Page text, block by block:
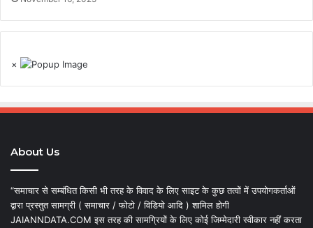
×
About Us
“समाचार से सम्बंधित किसी भी तरह के विवाद के लिए साइट के कुछ तत्वों में उपयोगकर्ताओं
द्वारा प्रस्तुत सामग्री ( समाचार / फोटो / विडियो आदि ) शामिल होगी
JAIANNDATA.COM इस तरह की सामग्रियों के लिए कोई जिम्मेदारी स्वीकार नहीं करता